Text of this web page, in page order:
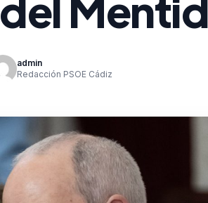
admin
Redacción PSOE Cádiz